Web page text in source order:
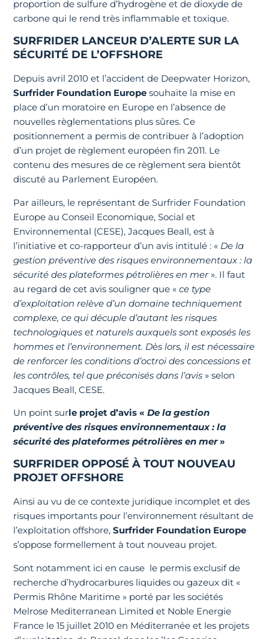
proportion de sulfure d’hydrogène et de dioxyde de
carbone qui le rend très inflammable et toxique.
SURFRIDER LANCEUR D’ALERTE SUR LA
SÉCURITÉ DE L’OFFSHORE
Depuis avril 2010 et l’accident de Deepwater Horizon,
Surfrider Foundation Europe souhaite la mise en
place d’un moratoire en Europe en l’absence de
nouvelles règlementations plus sûres. Ce
positionnement a permis de contribuer à l’adoption
d’un projet de règlement européen fin 2011. Le
contenu des mesures de ce règlement sera bientôt
discuté au Parlement Européen.
Par ailleurs, le représentant de Surfrider Foundation
Europe au Conseil Economique, Social et
Environnemental (CESE), Jacques Beall, est à
l’initiative et co-rapporteur d’un avis intitulé : « De la
gestion préventive des risques environnementaux : la
sécurité des plateformes pétrolières en mer». Il faut
au regard de cet avis souligner que «ce type
d’exploitation relève d’un domaine techniquement
complexe, ce qui décuple d’autant les risques
technologiques et naturels auxquels sont exposés les
hommes et l’environnement. Dès lors, il est nécessaire
de renforcer les conditions d’octroi des concessions et
les contrôles, tel que préconisés dans l’avis » selon
Jacques Beall, CESE.
Un point surle projet d’avis «De la gestion
préventive des risques environnementaux : la
sécurité des plateformes pétrolières en mer»
SURFRIDER OPPOSÉ À TOUT NOUVEAU
PROJET OFFSHORE
Ainsi au vu de ce contexte juridique incomplet et des
risques importants pour l’environnement résultant de
l’exploitation offshore,Surfrider Foundation Europe
s’oppose formellement à tout nouveau projet.
Sont notamment ici en cause le permis exclusif de
recherche d’hydrocarbures liquides ou gazeux dit «
Permis Rhône Maritime » porté par les sociétés
Melrose Mediterranean Limited et Noble Energie
France le 15 juillet 2010 en Méditerranée et les projets